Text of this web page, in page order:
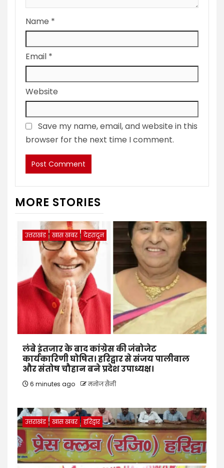
Name *
Email *
Website
Save my name, email, and website in this
browser for the next time I comment.
MORE STORIES
उत्तराखंड खास खबर देहरादून
लंबे इंतजार के बाद कांग्रेस की जंबोजेट
कार्यकारिणी घोषित। हरिद्वार से संजय पालीवाल
और संतोष चौहान बने प्रदेश उपाध्यक्ष।
6 minutes ago मनोज सैनी
उत्तराखंड खास खबर हरिद्वार